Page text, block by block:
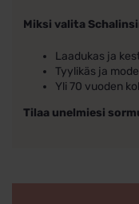
Miksi valita
Laadukas ja
Tyylikäs ja
Yli 70 vuoden
Tilaa unelmiesi